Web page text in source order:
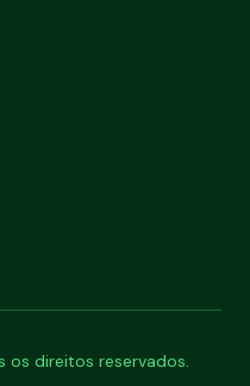
os direitos reservados.